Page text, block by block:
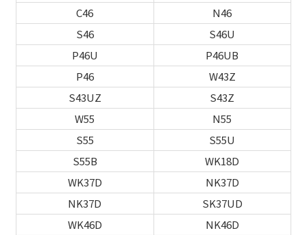
C46
N46
S46
S46U
P46U
P46UB
P46
W43Z
S43UZ
S43Z
W55
N55
S55
S55U
S55B
WK18D
WK37D
NK37D
NK37D
SK37UD
WK46D
NK46D